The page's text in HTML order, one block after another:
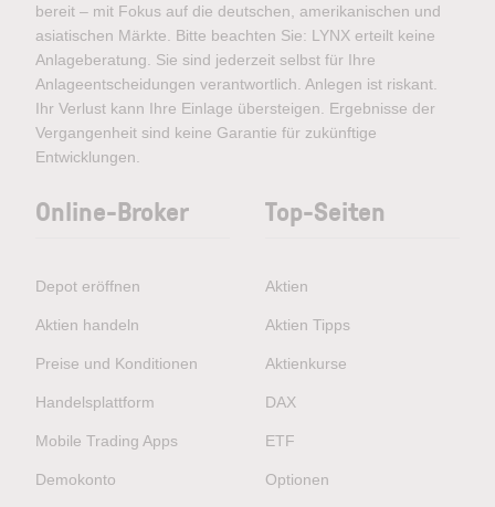
bereit – mit Fokus auf die deutschen, amerikanischen und
asiatischen Märkte. Bitte beachten Sie: LYNX erteilt keine
Anlageberatung. Sie sind jederzeit selbst für Ihre
Anlageentscheidungen verantwortlich. Anlegen ist riskant.
Ihr Verlust kann Ihre Einlage übersteigen. Ergebnisse der
Vergangenheit sind keine Garantie für zukünftige
Entwicklungen.
Online-Broker
Depot eröffnen
Aktien handeln
Preise und Konditionen
Handelsplattform
Mobile Trading Apps
Demokonto
Top-Seiten
Aktien
Aktien Tipps
Aktienkurse
DAX
ETF
Optionen